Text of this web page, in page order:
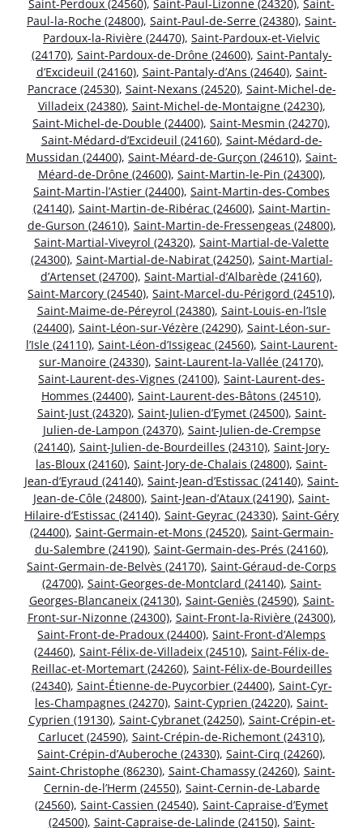
Saint-Perdoux (24560), Saint-Paul-Lizonne (24320), Saint-
Paul-la-Roche (24800), Saint-Paul-de-Serre (24380), Saint-
Pardoux-la-Rivière (24470), Saint-Pardoux-et-Vielvic
(24170), Saint-Pardoux-de-Drône (24600), Saint-Pantaly-
d’Excideuil (24160), Saint-Pantaly-d’Ans (24640), Saint-
Pancrace (24530), Saint-Nexans (24520), Saint-Michel-de-
Villadeix (24380), Saint-Michel-de-Montaigne (24230),
Saint-Michel-de-Double (24400), Saint-Mesmin (24270),
Saint-Médard-d’Excideuil (24160), Saint-Médard-de-
Mussidan (24400), Saint-Méard-de-Gurçon (24610), Saint-
Méard-de-Drône (24600), Saint-Martin-le-Pin (24300),
Saint-Martin-l’Astier (24400), Saint-Martin-des-Combes
(24140), Saint-Martin-de-Ribérac (24600), Saint-Martin-
de-Gurson (24610), Saint-Martin-de-Fressengeas (24800),
Saint-Martial-Viveyrol (24320), Saint-Martial-de-Valette
(24300), Saint-Martial-de-Nabirat (24250), Saint-Martial-
d’Artenset (24700), Saint-Martial-d’Albarède (24160),
Saint-Marcory (24540), Saint-Marcel-du-Périgord (24510),
Saint-Maime-de-Péreyrol (24380), Saint-Louis-en-l’Isle
(24400), Saint-Léon-sur-Vézère (24290), Saint-Léon-sur-
l’Isle (24110), Saint-Léon-d’Issigeac (24560), Saint-Laurent-
sur-Manoire (24330), Saint-Laurent-la-Vallée (24170),
Saint-Laurent-des-Vignes (24100), Saint-Laurent-des-
Hommes (24400), Saint-Laurent-des-Bâtons (24510),
Saint-Just (24320), Saint-Julien-d’Eymet (24500), Saint-
Julien-de-Lampon (24370), Saint-Julien-de-Crempse
(24140), Saint-Julien-de-Bourdeilles (24310), Saint-Jory-
las-Bloux (24160), Saint-Jory-de-Chalais (24800), Saint-
Jean-d’Eyraud (24140), Saint-Jean-d’Estissac (24140), Saint-
Jean-de-Côle (24800), Saint-Jean-d’Ataux (24190), Saint-
Hilaire-d’Estissac (24140), Saint-Geyrac (24330), Saint-Géry
(24400), Saint-Germain-et-Mons (24520), Saint-Germain-
du-Salembre (24190), Saint-Germain-des-Prés (24160),
Saint-Germain-de-Belvès (24170), Saint-Géraud-de-Corps
(24700), Saint-Georges-de-Montclard (24140), Saint-
Georges-Blancaneix (24130), Saint-Geniès (24590), Saint-
Front-sur-Nizonne (24300), Saint-Front-la-Rivière (24300),
Saint-Front-de-Pradoux (24400), Saint-Front-d’Alemps
(24460), Saint-Félix-de-Villadeix (24510), Saint-Félix-de-
Reillac-et-Mortemart (24260), Saint-Félix-de-Bourdeilles
(24340), Saint-Étienne-de-Puycorbier (24400), Saint-Cyr-
les-Champagnes (24270), Saint-Cyprien (24220), Saint-
Cyprien (19130), Saint-Cybranet (24250), Saint-Crépin-et-
Carlucet (24590), Saint-Crépin-de-Richemont (24310),
Saint-Crépin-d’Auberoche (24330), Saint-Cirq (24260),
Saint-Christophe (86230), Saint-Chamassy (24260), Saint-
Cernin-de-l’Herm (24550), Saint-Cernin-de-Labarde
(24560), Saint-Cassien (24540), Saint-Capraise-d’Eymet
(24500), Saint-Capraise-de-Lalinde (24150), Saint-